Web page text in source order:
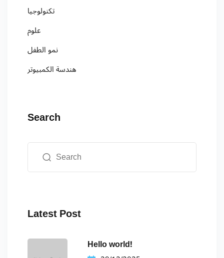
تكنولوجيا
علوم
نمو الطفل
هندسة الكمبيوتر
Search
Latest Post
Hello world!